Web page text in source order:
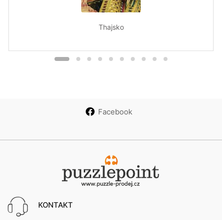
Thajsko
Facebook
KONTAKT